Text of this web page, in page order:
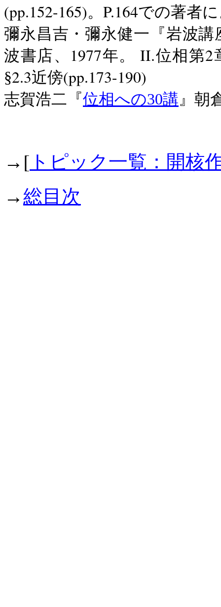
(pp.152-165)。 P.164での著者
彌永昌吉・彌永健一『岩波講
波書店、 1977年。 II.位相第2
§2.3近傍(pp.173-190)
志賀浩二『位相への30講 』朝
→ [ トピック一覧：開核
→総目次